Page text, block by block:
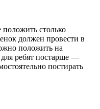
столько
должен провести в
положить на
ребят постарше —
постирать